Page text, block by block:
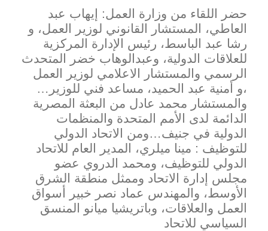
حضر اللقاء من وزارة العمل: إيهاب عبد
العاطي، المستشار القانوني لوزير العمل، و
رشا عبد الباسط، رئيس الإدارة المركزية
للعلاقات الدولية، وعبدالوهاب خضر المتحدث
الرسمي والمستشار الاعلامي لوزير العمل
،و أمنية عبد الحميد، مساعد فني للوزير…
والمستشار محمد عادل من البعثة المصرية
الدائمة لدى الأمم المتحدة والمنظمات
الدولية في جنيف…ومن الاتحاد الدولي
للتوظيف : مينا ميلري، المدير العام للاتحاد
الدولي للتوظيف، ومحمد الدروي عضو
مجلس إدارة الاتحاد وممثل منطقة الشرق
الأوسط، والمهندس عماد نصر خبير أسواق
العمل والعلاقات، وباتريشيا ميانو المنسق
السياسي للاتحاد